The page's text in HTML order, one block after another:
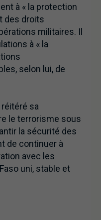
à « la protection
des droits
militaires. Il
à « la
selon lui, de
sa
le terrorisme sous
la sécurité des
de continuer à
avec les
uni, stable et